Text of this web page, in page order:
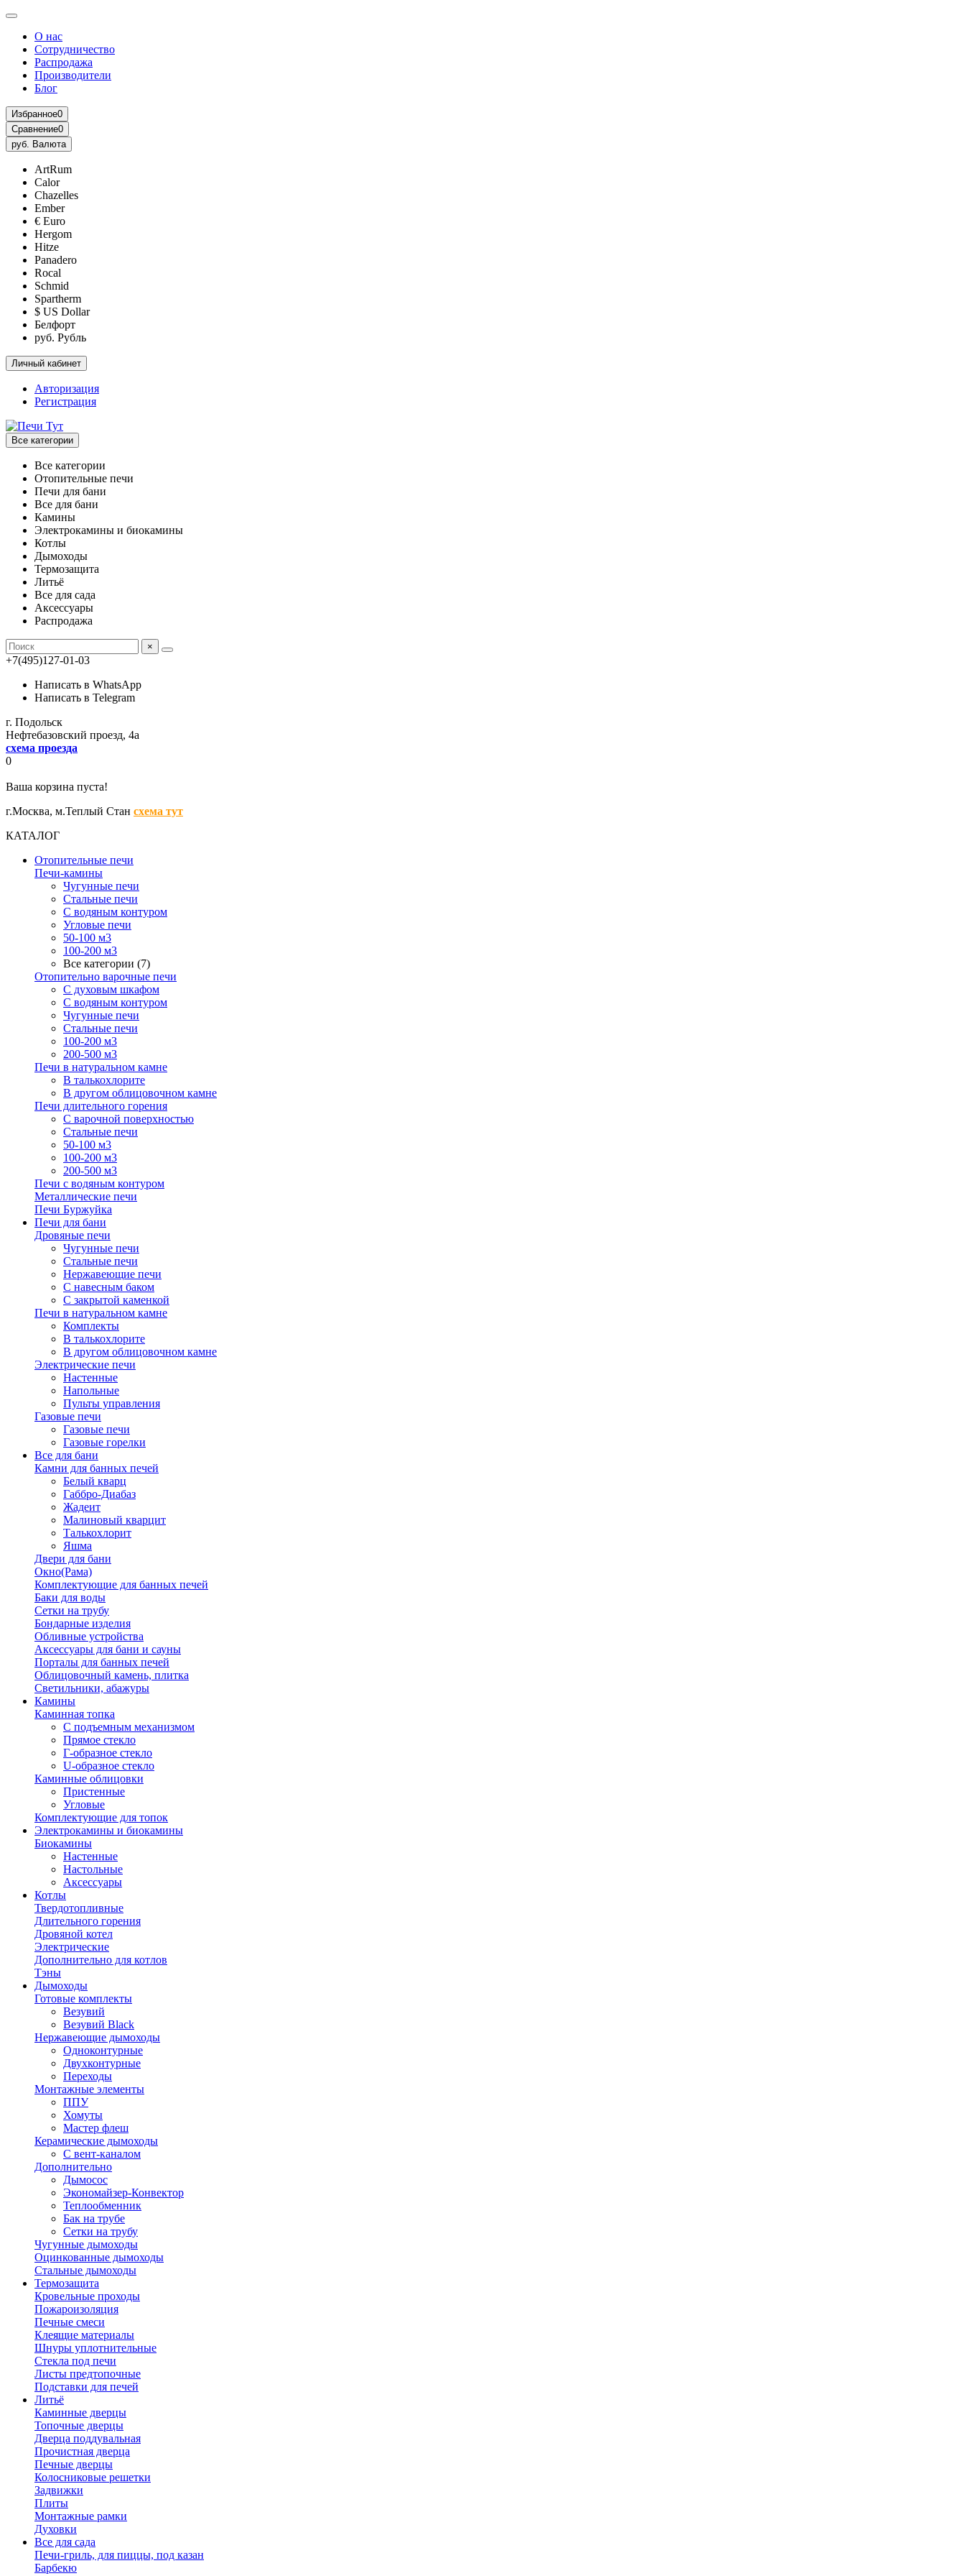
О нас
Сотрудничество
Распродажа
Производители
Блог
Избранное0
Сравнение0
руб. Валюта
ArtRum
Calor
Chazelles
Ember
€ Euro
Hergom
Hitze
Panadero
Rocal
Schmid
Spartherm
$ US Dollar
Белфорт
руб. Рубль
Личный кабинет
Авторизация
Регистрация
Все категории
Все категории
Отопительные печи
Печи для бани
Все для бани
Камины
Электрокамины и биокамины
Котлы
Дымоходы
Термозащита
Литьё
Все для сада
Аксессуары
Распродажа
×
+7(495)127-01-03
Написать в WhatsApp
Написать в Telegram
г. Подольск
Нефтебазовский проезд, 4а
схема проезда
0
Ваша корзина пуста!
г.Москва, м.Теплый Стан схема тут
КАТАЛОГ
Отопительные печи
Печи-камины
Чугунные печи
Стальные печи
С водяным контуром
Угловые печи
50-100 м3
100-200 м3
Все категории (7)
Отопительно варочные печи
С духовым шкафом
С водяным контуром
Чугунные печи
Стальные печи
100-200 м3
200-500 м3
Печи в натуральном камне
В талькохлорите
В другом облицовочном камне
Печи длительного горения
С варочной поверхностью
Стальные печи
50-100 м3
100-200 м3
200-500 м3
Печи с водяным контуром
Металлические печи
Печи Буржуйка
Печи для бани
Дровяные печи
Чугунные печи
Стальные печи
Нержавеющие печи
С навесным баком
С закрытой каменкой
Печи в натуральном камне
Комплекты
В талькохлорите
В другом облицовочном камне
Электрические печи
Настенные
Напольные
Пульты управления
Газовые печи
Газовые печи
Газовые горелки
Все для бани
Камни для банных печей
Белый кварц
Габбро-Диабаз
Жадеит
Малиновый кварцит
Талькохлорит
Яшма
Двери для бани
Окно(Рама)
Комплектующие для банных печей
Баки для воды
Сетки на трубу
Бондарные изделия
Обливные устройства
Аксессуары для бани и сауны
Порталы для банных печей
Облицовочный камень, плитка
Светильники, абажуры
Камины
Каминная топка
С подъемным механизмом
Прямое стекло
Г-образное стекло
U-образное стекло
Каминные облицовки
Пристенные
Угловые
Комплектующие для топок
Электрокамины и биокамины
Биокамины
Настенные
Настольные
Аксессуары
Котлы
Твердотопливные
Длительного горения
Дровяной котел
Электрические
Дополнительно для котлов
Тэны
Дымоходы
Готовые комплекты
Везувий
Везувий Black
Нержавеющие дымоходы
Одноконтурные
Двухконтурные
Переходы
Монтажные элементы
ППУ
Хомуты
Мастер флеш
Керамические дымоходы
С вент-каналом
Дополнительно
Дымосос
Экономайзер-Конвектор
Теплообменник
Бак на трубе
Сетки на трубу
Чугунные дымоходы
Оцинкованные дымоходы
Стальные дымоходы
Термозащита
Кровельные проходы
Пожароизоляция
Печные смеси
Клеящие материалы
Шнуры уплотнительные
Стекла под печи
Листы предтопочные
Подставки для печей
Литьё
Каминные дверцы
Топочные дверцы
Дверца поддувальная
Прочистная дверца
Печные дверцы
Колосниковые решетки
Задвижки
Плиты
Монтажные рамки
Духовки
Все для сада
Печи-гриль, для пиццы, под казан
Барбекю